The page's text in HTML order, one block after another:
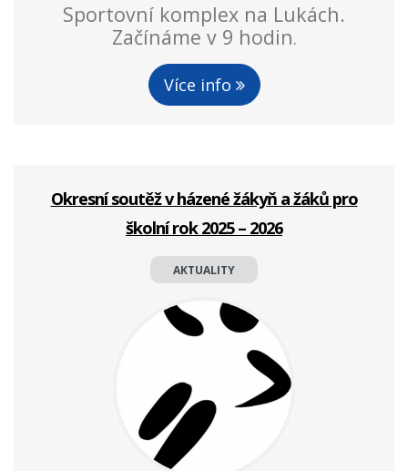
Sportovní komplex na Lukách.
Začínáme v 9 hodin.
Více info
Okresní soutěž v házené žákyň a žáků pro
školní rok 2025 – 2026
AKTUALITY